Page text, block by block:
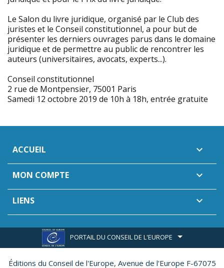
Le Salon du livre juridique, organisé par le Club des
juristes et le Conseil constitutionnel, a pour but de
présenter les derniers ouvrages parus dans le domaine
juridique et de permettre au public de rencontrer les
auteurs (universitaires, avocats, experts...).
Conseil constitutionnel
2 rue de Montpensier, 75001 Paris
Samedi 12 octobre 2019 de 10h à 18h, entrée gratuite
ACCUEIL 
MON COMPTE 
LIENS 
PORTAIL DU CONSEIL DE L'EUROPE
Éditions du Conseil de l'Europe, Avenue de l'Europe F-67075